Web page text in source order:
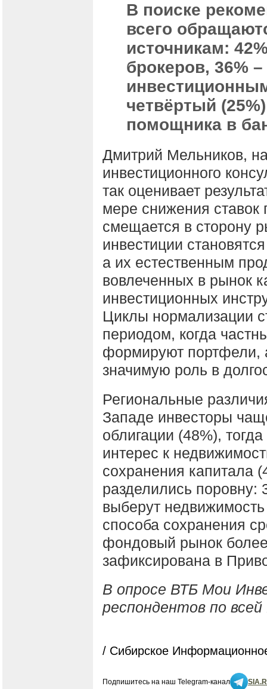
В поиске
всего
источникам:
брокеров, 36%
четвёртый
помощника в
Дмитрий Мельников,
инвестиционного
так оценивает
мере снижения ставок
смещается в сторону
инвестиции
а их естественным
вовлеченных в рынок
инвестиционных
Циклы нормализации
периодом, когда
формируют портфели,
значимую роль в
Региональные
Западе инвесторы
облигации (48%),
интерес к
сохранения капитала
разделились поровну:
выберут недвижимость
способа сохранения
фондовый рынок
зафиксирована в
В опросе ВТБ Мои
респондентов по всей
/ Сибирское
Подпишитесь на наш Telegram-канал